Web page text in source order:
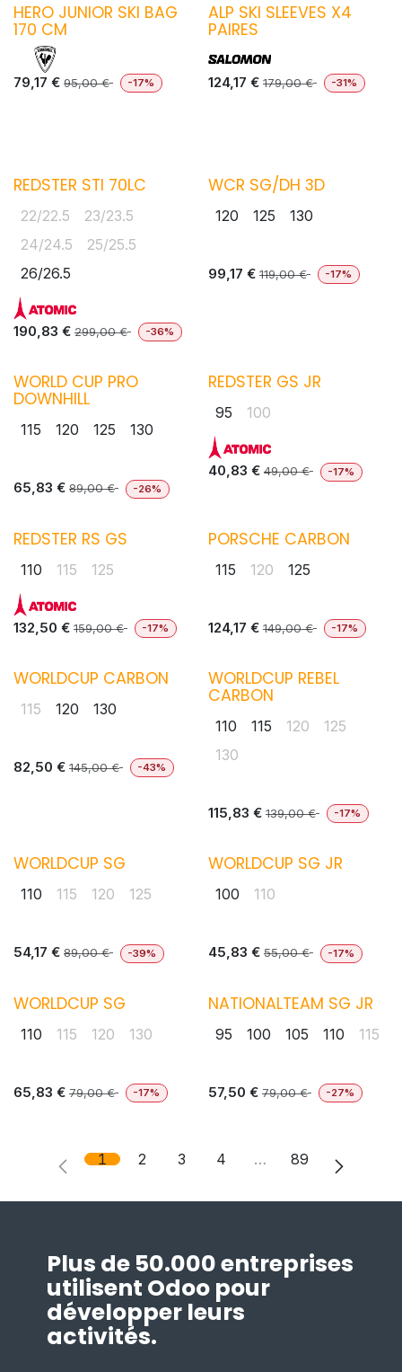
HERO JUNIOR SKI BAG
170 CM
79,17 € 95,00€ -17%
ALP SKI SLEEVES X4
PAIRES
124,17 € 179,00€ -31%
REDSTER STI 70LC
22/22.5
23/23.5
24/24.5
25/25.5
26/26.5
190,83 € 299,00€ -36%
WCR SG/DH 3D
120 125 130
99,17 € 119,00€ -17%
WORLD CUP PRO
DOWNHILL
115 120 125 130
65,83 € 89,00€ -26%
REDSTER GS JR
95 100
40,83 € 49,00€ -17%
REDSTER RS GS
110 115 125
132,50 € 159,00€ -17%
PORSCHE CARBON
115 120 125
124,17 € 149,00€ -17%
WORLDCUP CARBON
115 120 130
82,50 € 145,00€ -43%
WORLDCUP REBEL
CARBON
110 115 120
125
130
115,83 € 139,00€ -17%
WORLDCUP SG
110 115 120 125
54,17 € 89,00€ -39%
WORLDCUP SG JR
100 110
45,83 € 55,00€ -17%
WORLDCUP SG
110 115 120 130
65,83 € 79,00€ -17%
NATIONALTEAM SG JR
95 100 105 110 115
57,50 € 79,00€ -27%
1 2 3 4 … 89
Plus de 50.000 entreprises
utilisent Odoo pour
développer leurs
activités.